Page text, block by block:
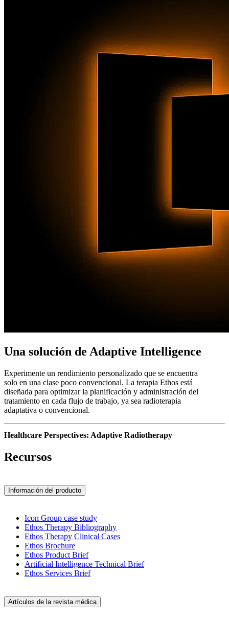
Una solución de Adaptive Intelligence
Experimente un rendimiento personalizado que se encuentra
solo en una clase poco convencional. La terapia Ethos está
diseñada para optimizar la planificación y administración del
tratamiento en cada flujo de trabajo, ya sea radioterapia
adaptativa o convencional.
Healthcare Perspectives: Adaptive Radiotherapy
Recursos
Información del producto
Icon Group case study
Ethos Therapy Bibliography
Ethos Therapy Clinical Cases
Ethos Brochure
Ethos Product Brief
Artificial Intelligence Technical Brief
Ethos Services Brief
Artículos de la revista médica